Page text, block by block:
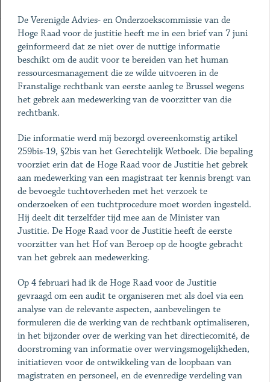
De Verenigde Advies- en Onderzoekscommissie van de
Hoge Raad voor de justitie heeft me in een brief van 7 juni
geinformeerd dat ze niet over de nuttige informatie
beschikt om de audit voor te bereiden van het human
ressourcesmanagement die ze wilde uitvoeren in de
Franstalige rechtbank van eerste aanleg te Brussel wegens
het gebrek aan medewerking van de voorzitter van die
rechtbank.
Die informatie werd mij bezorgd overeenkomstig artikel
259bis-19, §2bis van het Gerechtelijk Wetboek. Die bepaling
voorziet erin dat de Hoge Raad voor de Justitie het gebrek
aan medewerking van een magistraat ter kennis brengt van
de bevoegde tuchtoverheden met het verzoek te
onderzoeken of een tuchtprocedure moet worden ingesteld.
Hij deelt dit terzelfder tijd mee aan de Minister van
Justitie. De Hoge Raad voor de Justitie heeft de eerste
voorzitter van het Hof van Beroep op de hoogte gebracht
van het gebrek aan medewerking.
Op 4 februari had ik de Hoge Raad voor de Justitie
gevraagd om een audit te organiseren met als doel via een
analyse van de relevante aspecten, aanbevelingen te
formuleren die de werking van de rechtbank optimaliseren,
in het bijzonder over de werking van het directiecomité, de
doorstroming van informatie over wervingsmogelijkheden,
initiatieven voor de ontwikkeling van de loopbaan van
magistraten en personeel, en de evenredige verdeling van